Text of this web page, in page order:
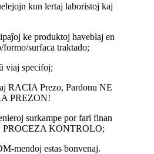
kun lertaj laboristoj kaj
ke produktoj haveblaj en
formo/surfaca traktado;
viaj specifoj;
RACIA Prezo, Pardonu NE
PREZON!
surkampe por fari finan
PROCEZA KONTROLO;
mendoj estas bonvenaj.